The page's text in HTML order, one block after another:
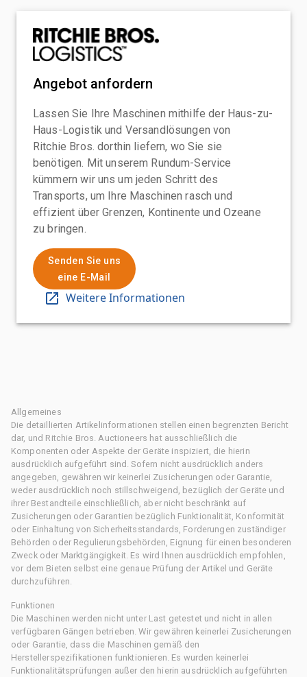
Angebot anfordern
Lassen Sie Ihre Maschinen mithilfe der Haus-zu-
Haus-Logistik und Versandlösungen von
Ritchie Bros. dorthin liefern, wo Sie sie
benötigen. Mit unserem Rundum-Service
kümmern wir uns um jeden Schritt des
Transports, um Ihre Maschinen rasch und
effizient über Grenzen, Kontinente und Ozeane
zu bringen.
Senden Sie uns
eine E-Mail
Weitere Informationen
Allgemeines
Die detaillierten Artikelinformationen stellen einen begrenzten Bericht
dar, und Ritchie Bros. Auctioneers hat ausschließlich die
Komponenten oder Aspekte der Geräte inspiziert, die hierin
ausdrücklich aufgeführt sind. Sofern nicht ausdrücklich anders
angegeben, gewähren wir keinerlei Zusicherungen oder Garantie,
weder ausdrücklich noch stillschweigend, bezüglich der Geräte und
ihrer Bestandteile einschließlich, aber nicht beschränkt auf
Zusicherungen oder Garantien bezüglich Funktionalität, Konformität
oder Einhaltung von Sicherheitsstandards, Forderungen zuständiger
Behörden oder Regulierungsbehörden, Eignung für einen besonderen
Zweck oder Marktgängigkeit. Es wird Ihnen ausdrücklich empfohlen,
vor dem Bieten selbst eine genaue Prüfung der Artikel und Geräte
durchzuführen.
Funktionen
Die Maschinen werden nicht unter Last getestet und nicht in allen
verfügbaren Gängen betrieben. Wir gewähren keinerlei Zusicherungen
oder Garantie, dass die Maschinen gemäß den
Herstellerspezifikationen funktionieren. Es wurden keinerlei
Funktionalitätsprüfungen außer den hierin ausdrücklich aufgeführten